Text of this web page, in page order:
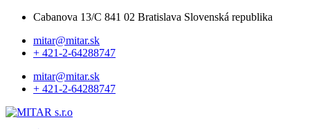
Cabanova 13/C 841 02 Bratislava Slovenská republika
mitar@mitar.sk
+ 421-2-64288747
mitar@mitar.sk
+ 421-2-64288747